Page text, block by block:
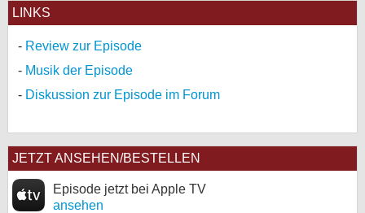
LINKS
Review zur Episode
Musik der Episode
Diskussion zur Episode im Forum
JETZT ANSEHEN/BESTELLEN
Episode jetzt bei Apple TV
ansehen